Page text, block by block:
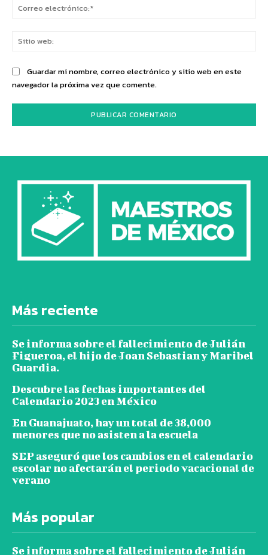
Guardar mi nombre, correo electrónico y sitio web en este
navegador la próxima vez que comente.
Más reciente
Se informa sobre el fallecimiento de Julián
Figueroa, el hijo de Joan Sebastian y Maribel
Guardia.
Descubre las fechas importantes del
Calendario 2023 en México
En Guanajuato, hay un total de 38,000
menores que no asisten a la escuela
SEP aseguró que los cambios en el calendario
escolar no afectarán el periodo vacacional de
verano
Más popular
Se informa sobre el fallecimiento de Julián